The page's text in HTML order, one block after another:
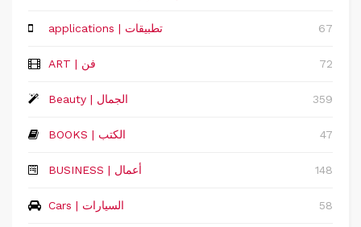
applications | تطبيقات 67
ART | فن 72
Beauty | الجمال 359
BOOKS | الكتب 47
‏BUSINESS | أعمال 148
Cars | السيارات 58